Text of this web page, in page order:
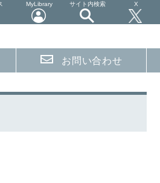
MyLibrary サイト内検索 X
お問い合わせ